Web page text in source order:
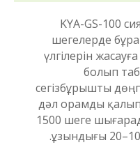
KYA-GS-100
шегелерде
үлгілерін
болып
сегізбұрышты
дәл орамды
1500 шеге
ұзындығы